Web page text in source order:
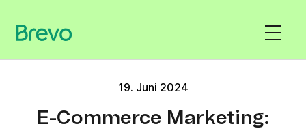
19. Juni 2024
E-Commerce Marketing: